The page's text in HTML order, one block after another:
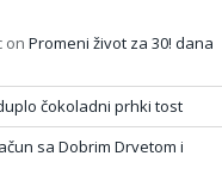
on Promeni život za 30! dana
čokoladni prhki tost
sa Dobrim Drvetom i